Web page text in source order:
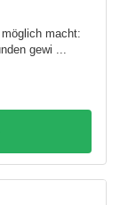
macht:
gewi ...